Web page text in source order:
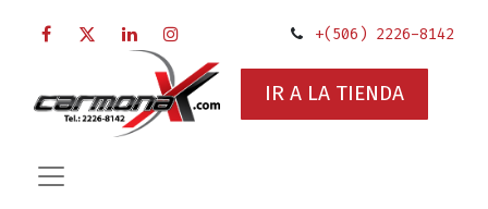
+(506) 2226-8142
IR A LA TIENDA